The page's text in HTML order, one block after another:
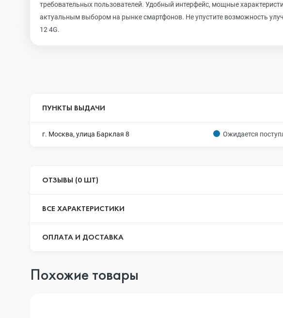
требовательных пользователей. Удобный интерфейс, мощные
актуальным выбором на рынке смартфонов. Не упустите возможность
12 4G.
ПУНКТЫ ВЫДАЧИ
г. Москва, улица Барклая 8 Ожидается
ОТЗЫВЫ (0 ШТ)
ВСЕ ХАРАКТЕРИСТИКИ
ОПЛАТА И ДОСТАВКА
Похожие товары